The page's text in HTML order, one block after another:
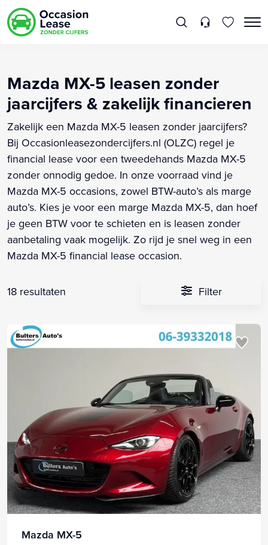
Mazda MX-5 leasen zonder
jaarcijfers & zakelijk financieren
Zakelijk een Mazda MX-5 leasen zonder jaarcijfers?
Bij Occasionleasezondercijfers.nl (OLZC) regel je
financial lease voor een tweedehands Mazda MX-5
zonder onnodig gedoe. In onze voorraad vind je
Mazda MX-5 occasions, zowel BTW-auto’s als marge
auto’s. Kies je voor een marge Mazda MX-5, dan hoef
je geen BTW voor te schieten en is leasen zonder
aanbetaling vaak mogelijk. Zo rijd je snel weg in een
Mazda MX-5 financial lease occasion.
18 resultaten Filter
Mazda MX-5